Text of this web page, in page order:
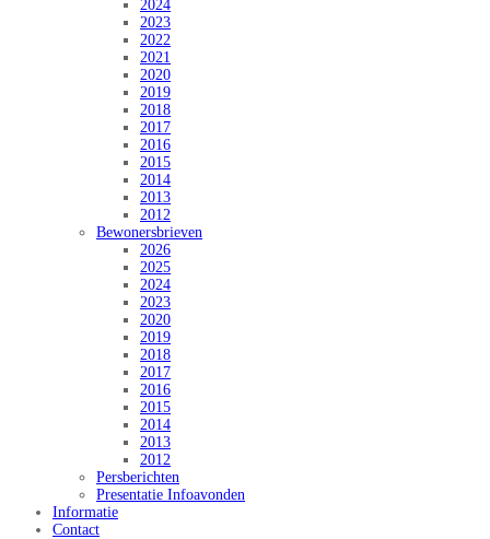
2024
2023
2022
2021
2020
2019
2018
2017
2016
2015
2014
2013
2012
Bewonersbrieven
2026
2025
2024
2023
2020
2019
2018
2017
2016
2015
2014
2013
2012
Persberichten
Presentatie Infoavonden
Informatie
Contact